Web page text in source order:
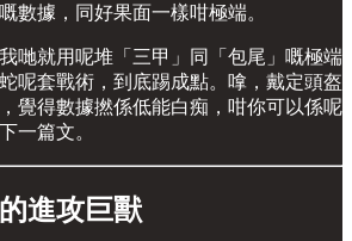
數據，同好果面一樣咁極端。
哋就用呢堆「三甲」同「包尾」嘅極端
呢套戰術，到底踢成點。嗱，戴定頭盔
覺得數據撚係低能白痴，咁你可以係呢
一篇文。
進攻巨獸